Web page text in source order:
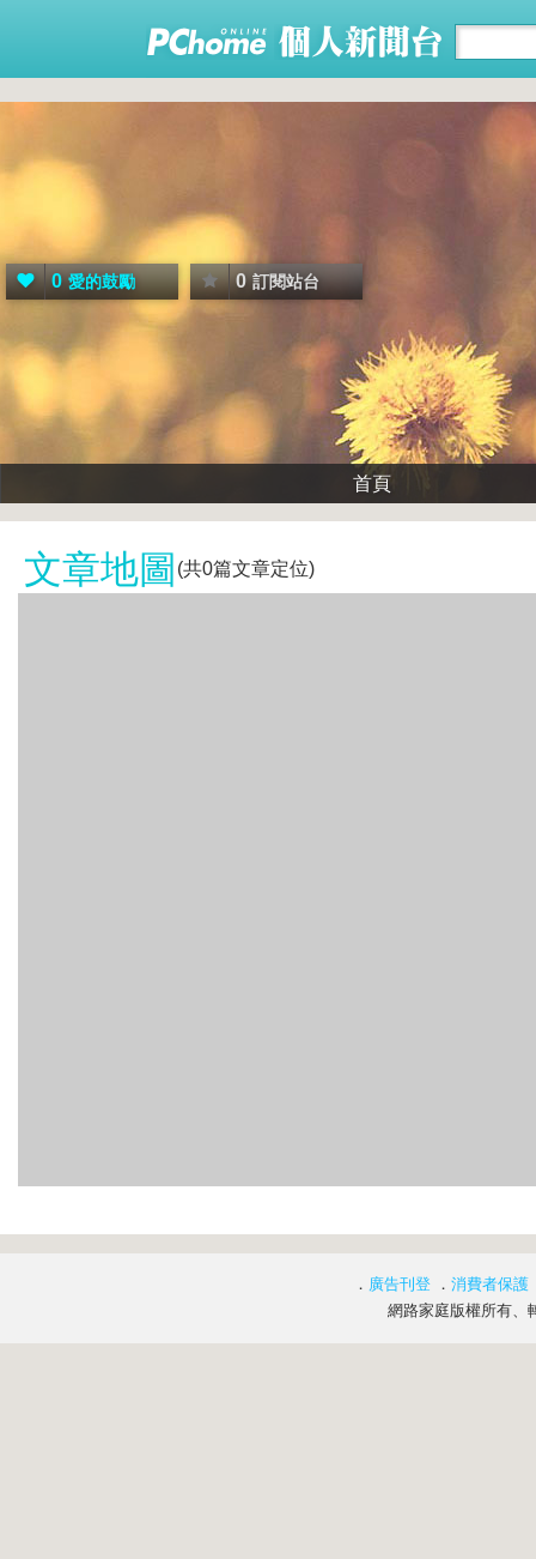
0 愛的鼓勵 0 訂閱站台
首頁
文章地圖 (共0篇文章定位)
． 廣告刊登 ． 消費者保護
網路家庭版權所有、